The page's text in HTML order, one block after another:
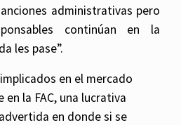
administrativas pero
continúan en la
les pase”.
en el mercado
la FAC, una lucrativa
en donde si se